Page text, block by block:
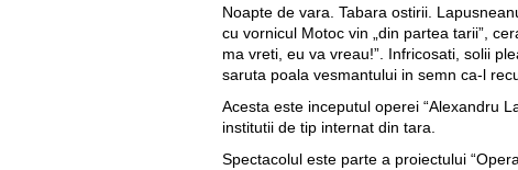
Noapte de vara. Tabara ostirii.
cu vornicul Motoc vin „din partea tarii”,
ma vreti, eu va vreau!”. Infricosati, solii
saruta poala vesmantului in semn ca-l
Acesta este inceputul operei “Alexandru
institutii de tip internat din tara.
Spectacolul este parte a proiectului